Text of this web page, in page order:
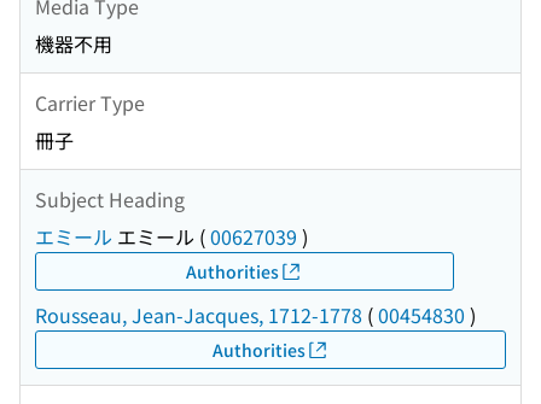
機器不用
Carrier Type
冊子
Subject Heading
エミール エミール (00627039 )
Authorities
Rousseau, Jean-Jacques, 1712-1778 (00454830 )
Authorities